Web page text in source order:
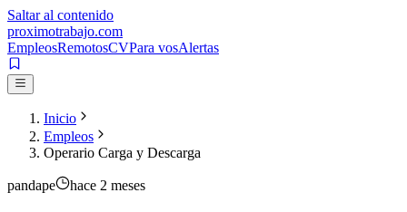
Saltar al contenido
proximotrabajo.com
EmpleosRemotosCVPara vosAlertas
Inicio
Empleos
Operario Carga y Descarga
pandape hace 2 meses